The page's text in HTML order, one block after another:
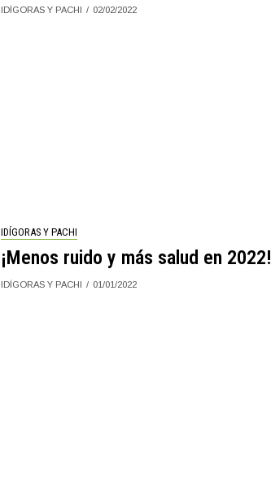
IDÍGORAS Y PACHI 02/02/2022
IDÍGORAS Y PACHI
¡Menos ruido y más salud en 2022!
IDÍGORAS Y PACHI 01/01/2022